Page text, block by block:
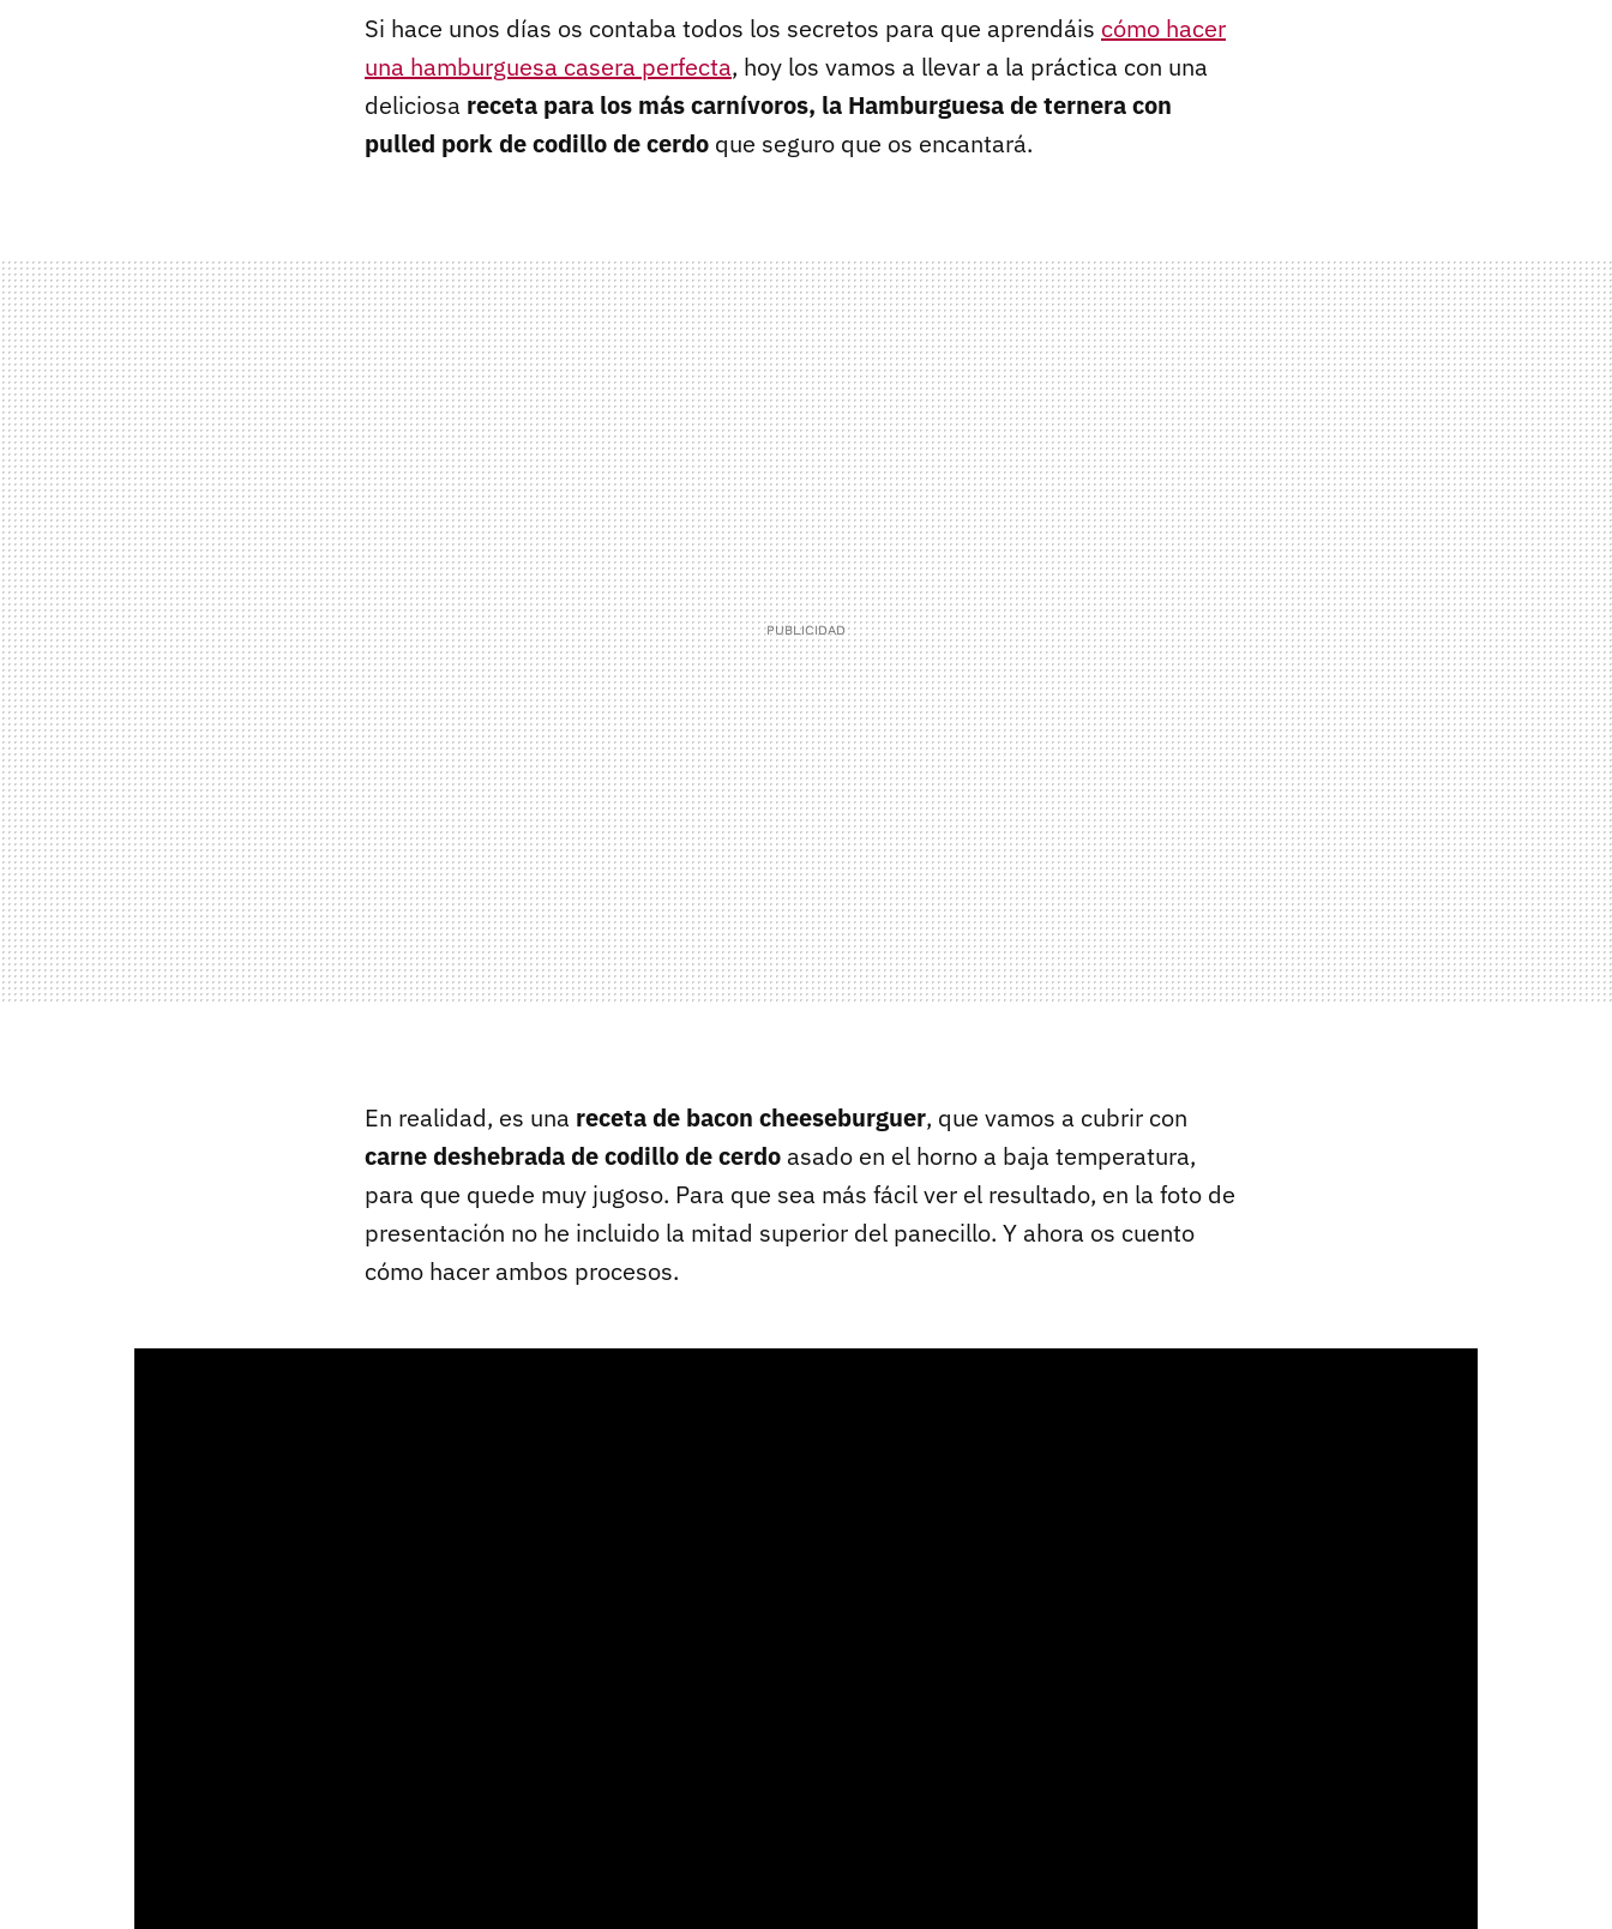
Si hace unos días os contaba todos los secretos para que aprendáis cómo hacer
una hamburguesa casera perfecta, hoy los vamos a llevar a la práctica con una
deliciosa receta para los más carnívoros, la Hamburguesa de ternera con
pulled pork de codillo de cerdo que seguro que os encantará.
En realidad, es una receta de bacon cheeseburguer, que vamos a cubrir con
carne deshebrada de codillo de cerdo asado en el horno a baja temperatura,
para que quede muy jugoso. Para que sea más fácil ver el resultado, en la foto de
presentación no he incluido la mitad superior del panecillo. Y ahora os cuento
cómo hacer ambos procesos.